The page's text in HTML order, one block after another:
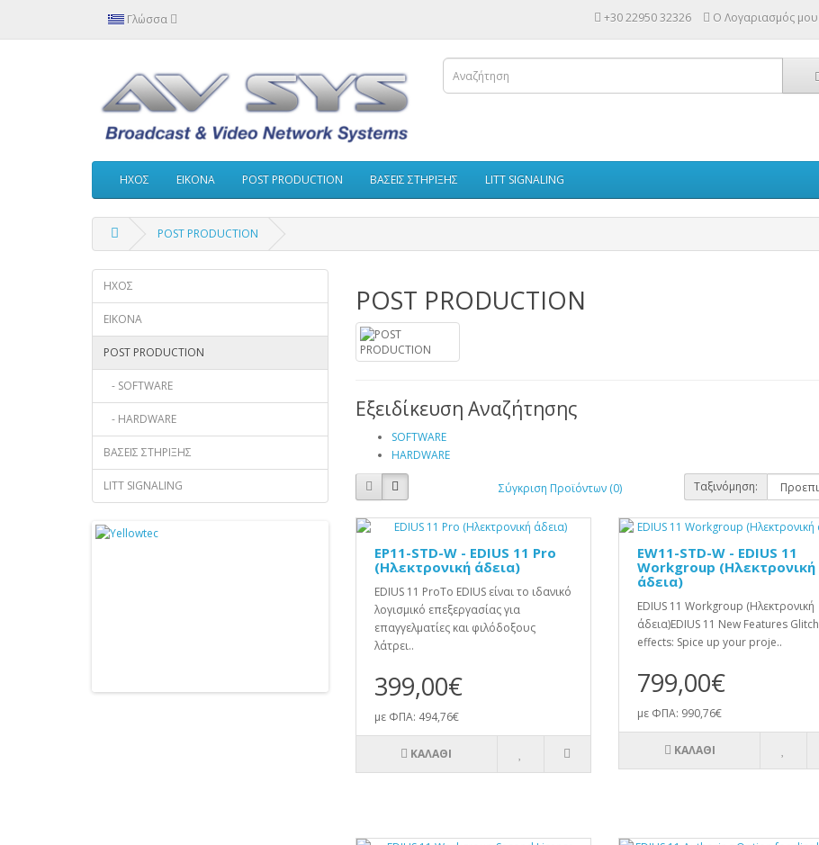
Γλώσσα +30 22950 32326 Ο Λογαριασμός μου
ΗΧΟΣ ΕΙΚΟΝΑ POST PRODUCTION ΒΑΣΕΙΣ ΣΤΗΡΙΞΗΣ LITT SIGNALING
POST PRODUCTION
ΗΧΟΣ
ΕΙΚΟΝΑ
POST PRODUCTION
- SOFTWARE
- HARDWARE
ΒΑΣΕΙΣ ΣΤΗΡΙΞΗΣ
LITT SIGNALING
POST PRODUCTION
Εξειδίκευση Αναζήτησης
SOFTWARE
HARDWARE
Σύγκριση Προϊόντων (0) Ταξινόμηση:
EP11-STD-W - EDIUS 11 Pro
(Ηλεκτρονική άδεια)
EDIUS 11 ProΤο EDIUS είναι το ιδανικό
λογισμικό επεξεργασίας για
επαγγελματίες και φιλόδοξους
λάτρει..
399,00€
με ΦΠΑ: 494,76€
ΚΑΛΆΘΙ
EW11-STD-W - EDIUS 11
Workgroup (Ηλεκτρονική
άδεια)
EDIUS 11 Workgroup (Ηλεκτρονική
άδεια)EDIUS 11 New Features Glitch
effects: Spice up your proje..
799,00€
με ΦΠΑ: 990,76€
ΚΑΛΆΘΙ